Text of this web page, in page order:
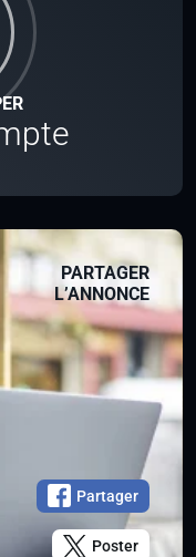
PARTAGER
L’ANNONCE
Partager
Poster